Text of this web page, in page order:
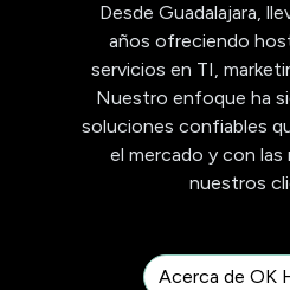
Desde Guadalajara,
años ofreciendo
servicios en TI,
Nuestro enfoque ha
soluciones confiables
el mercado y con las
nuestros
Acerca de OK